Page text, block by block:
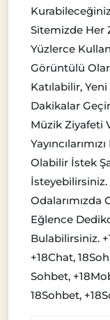
Sitemizde Her
Yüzlerce
Görüntülü
Katılabilir,
Dakikalar
Müzik Ziyafeti
Olabilir İstek
İsteyebilirsiniz.
Odalarımızda
Eğlence
Bulabilirsiniz.
+18Chat,
Sohbet,
18Sohbet,